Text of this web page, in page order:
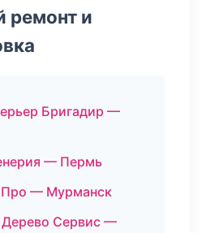
ремонт и
Бригадир —
— Пермь
— Мурманск
Сервис —